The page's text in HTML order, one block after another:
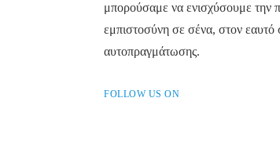
μπορούσαμε να ενισχύσουμε την
εμπιστοσύνη σε σένα, στον εαυτό
αυτοπραγμάτωσης.
FOLLOW US ON